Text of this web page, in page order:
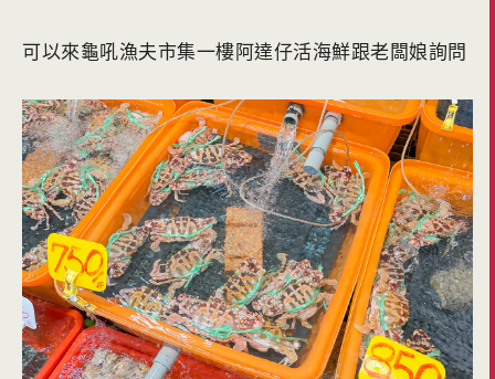
可以來龜吼漁夫市集一樓阿達仔活海鮮跟老闆娘詢問